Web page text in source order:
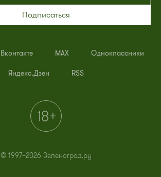
Подписаться
Вконтакте MAX Одноклассники
Яндекс.Дзен RSS
© 1997–2026 Зеленоград.ру